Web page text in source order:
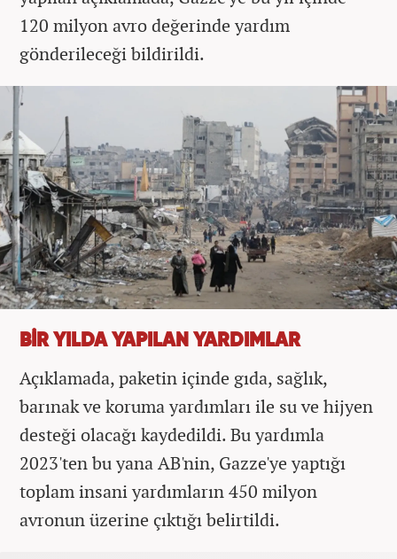
120 milyon avro değerinde yardım
gönderileceği bildirildi.
BİR YILDA YAPILAN YARDIMLAR
Açıklamada, paketin içinde gıda, sağlık,
barınak ve koruma yardımları ile su ve hijyen
desteği olacağı kaydedildi. Bu yardımla
2023'ten bu yana AB'nin, Gazze'ye yaptığı
toplam insani yardımların 450 milyon
avronun üzerine çıktığı belirtildi.